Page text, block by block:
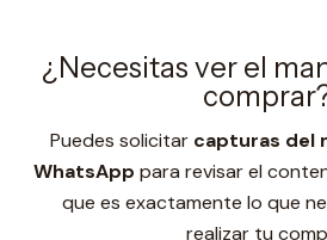
¿Necesitas ver el
Puedes solicitar capturas del
WhatsApp para revisar el
que es exactamente lo que
realizar tu